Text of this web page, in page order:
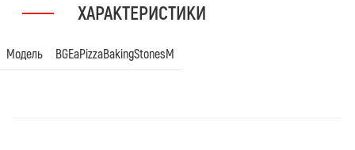
ХАРАКТЕРИСТИКИ
Модель BGEaPizzaBakingStonesM